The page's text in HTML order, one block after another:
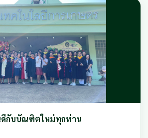
ดีกับบัณฑิตใหม่ทุกท่าน